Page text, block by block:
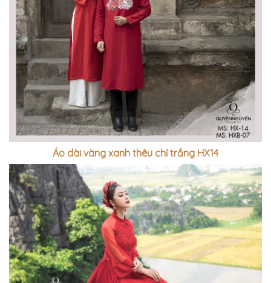
Áo dài vàng xanh thêu chỉ trắng HX14